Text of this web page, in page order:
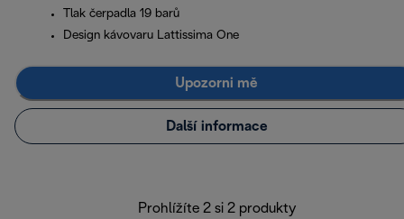
Tlak čerpadla 19 barů
Design kávovaru Lattissima One
Upozorni mě
Další informace
Prohlížíte 2 si 2 produkty